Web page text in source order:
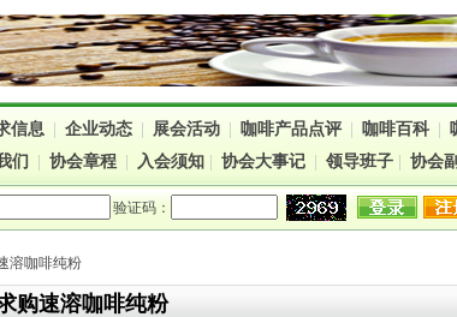
信息 企业动态 展会活动 咖啡产品点评 咖啡百科
们 协会章程 入会须知 协会大事记 领导班子 协会
验证码：
溶咖啡纯粉
购速溶咖啡纯粉